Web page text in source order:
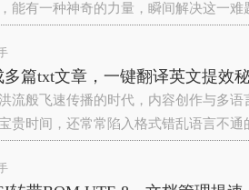
能有一种神奇的力量，瞬间解决这一难
篇txt文章，一键翻译英文提效
流般飞速传播的时代，内容创作与多
贵时间，还常常陷入格式错乱语言不通